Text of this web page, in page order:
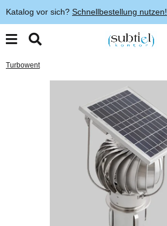
Katalog vor sich? Schnellbestellung nutzen!
Turbowent